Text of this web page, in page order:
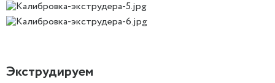
Экструдируем